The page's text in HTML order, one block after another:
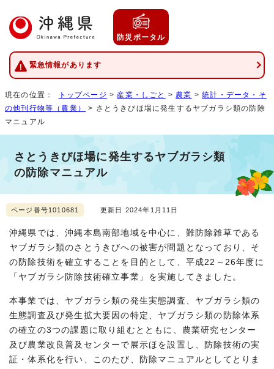
防災ポータル
緊急情報があります
現在の位置： トップページ > 産業・しごと > 農業 >統計・データ・そ
の他刊行物等（農業）
> さとうきびほ場に発生するヤブガラシ類の防除
マニュアル
さとうきびほ場に発生するヤブガラシ類
の防除マニュアル
ページ番号1010681 更新日 2024年1月11日
沖縄県では、沖縄本島南部地域を中心に、難防除雑草である
ヤブガラシ類のさとうきびへの被害が問題となっており、そ
の防除技術を確立することを目的として、平成22～26年度に
「ヤブガラシ防除技術確立事業」を実施してきました。
本事業では、ヤブガラシ類の発生実態調査、ヤブガラシ類の
生態調査及び発生拡大要因の特定、ヤブガラシ類の防除体系
の確立の3つの課題に取り組むとともに、農業研究センター
及び農業改良普及センターで展示ほを設置し、防除技術の実
証・体系化を行い、このたび、防除マニュアルとしてとりま